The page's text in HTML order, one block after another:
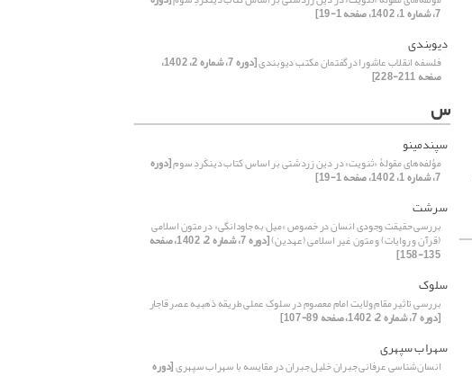
7، شماره 1، 1402، صفحه 1-19]
دیوبندی
فلسفه انقلاب عاشورا درگفتمان مکتب دیوبندی [دوره 7، شماره 2، 1402،
صفحه 211-228]
س
سپندمینو
مؤلفه‌های مقولۀ «ثنویت» در دین زردشتی بر اساس کتاب دینکَردِ سوم[دوره
7، شماره 1، 1402، صفحه 1-19]
سرشت
بررسی حقیقت وجودی انسان در خصوص «میل به جاودانگی» در متون اسلامی
(قرآن و روایات) و متون غیر اسلامی (عهدین) [دوره 7، شماره 2، 1402، صفحه
135-158]
سلوک
بررسی تاثیر مقام ولایت امام معصوم در سلوک عملی طریقه ذهبیه عصر قاجار
[دوره 7، شماره 2، 1402، صفحه 89-107]
سهراب سپهری
انسان‌شناسی عرفانی جبران خلیل جبران در مقایسه با سهراب سپهری[دوره